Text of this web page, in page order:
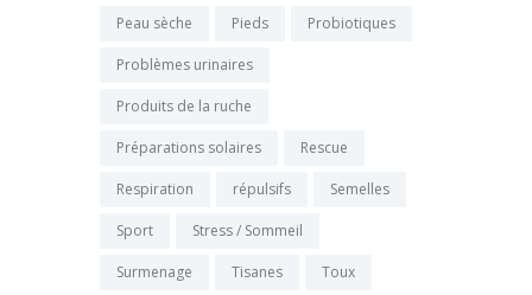
Peau sèche Pieds Probiotiques
Problèmes urinaires
Produits de la ruche
Préparations solaires Rescue
Respiration répulsifs Semelles
Sport Stress / Sommeil
Surmenage Tisanes Toux